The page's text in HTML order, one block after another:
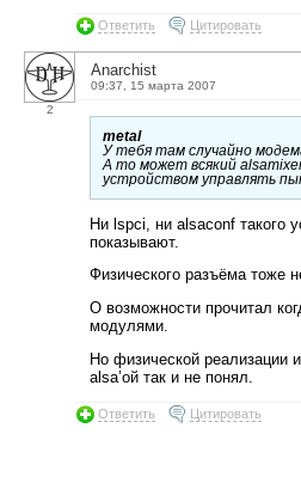
Ответить Цитировать
2
Anarchist
09:37, 15 марта 2007
metal
У тебя там случайно
А то может всякий
устройством управлять
Ни lspci, ни alsaconf такого
показывают.
Физического разъёма тоже
О возможности прочитал
модулями.
Но физической реализации
alsa’ой так и не понял.
Ответить Цитировать